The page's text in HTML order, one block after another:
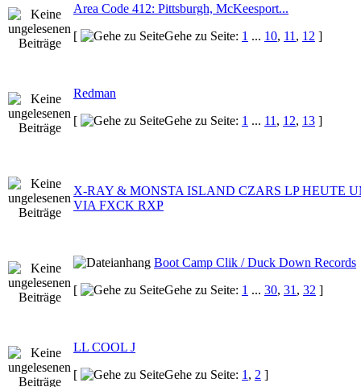
Area Code 412: Pittsburgh, McKeesport...
[
Gehe zu Seite: 1 ... 10, 11 , 12 ]
Redman
[
Gehe zu Seite: 1 ... 11 , 12, 13 ]
X-RAY & MONSTA ISLAND CZARS LP HEUTE
VIA FXCK RXP
Boot Camp Clik / Duck Down Records
[
Gehe zu Seite: 1 ... 30, 31 , 32 ]
LL COOL J
[
Gehe zu Seite: 1 , 2 ]